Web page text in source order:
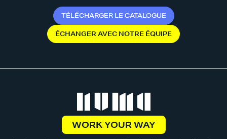
TÉLÉCHARGER LE CATALOGUE
ÉCHANGERAVEC NOTRE ÉQUIPE
WORK YOUR WAY